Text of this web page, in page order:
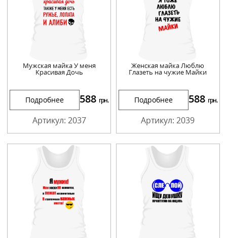
Мужская майка У меня
Красивая Дочь
Подробнее 588 грн.
Артикул: 2037
Женская майка Люблю
Глазеть на чужие Майки
Подробнее 588 грн.
Артикул: 2039